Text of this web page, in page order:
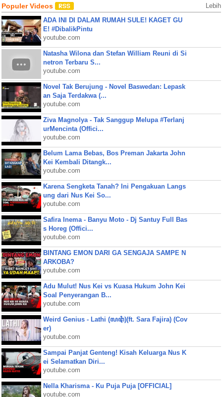
Populer Videos Lebih
ADA INI DI DALAM RUMAH SULE! KAGET GU
E! #DibalikPintu
youtube.com
Natasha Wilona dan Stefan William Reuni di Si
netron Terbaru S...
youtube.com
Novel Tak Berujung - Novel Baswedan: Lepask
an Saja Terdakwa (...
youtube.com
Ziva Magnolya - Tak Sanggup Melupa #Terlanj
urMencinta (Offici...
youtube.com
Belum Lama Bebas, Bos Preman Jakarta John
Kei Kembali Ditangk...
youtube.com
Karena Sengketa Tanah? Ini Pengakuan Langs
ung dari Nus Kei So...
youtube.com
Safira Inema - Banyu Moto - Dj Santuy Full Bas
s Horeg (Offici...
youtube.com
BINTANG EMON DARI GA SENGAJA SAMPE N
ARKOBA?
youtube.com
Adu Mulut! Nus Kei vs Kuasa Hukum John Kei
Soal Penyerangan B...
youtube.com
Weird Genius - Lathi (ꦭꦛꦶ)(ft. Sara Fajira) (Cov
er)
youtube.com
Sampai Panjat Genteng! Kisah Keluarga Nus K
ei Selamatkan Diri...
youtube.com
Nella Kharisma - Ku Puja Puja [OFFICIAL]
youtube.com